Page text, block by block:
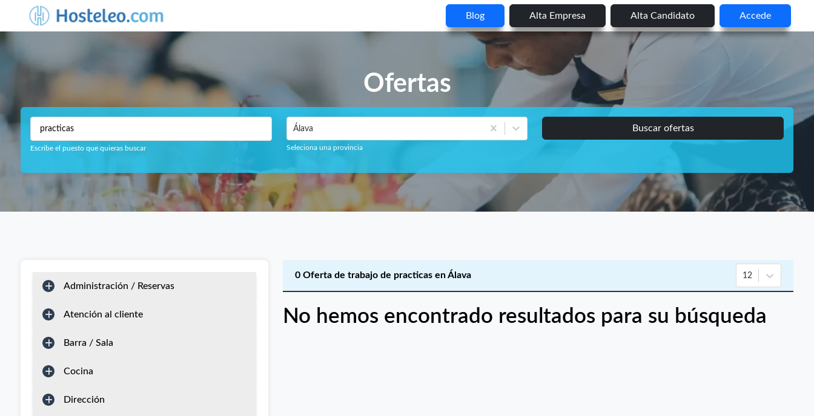
Blog Alta Empresa Alta Candidato Accede
Ofertas
Escribe el puesto que quieras buscar
Álava
Seleciona una provincia
Buscar ofertas
Administración / Reservas
Atención al cliente
Barra / Sala
Cocina
Dirección
0 Oferta de trabajo de practicas en Álava 12
No hemos encontrado resultados para su búsqueda